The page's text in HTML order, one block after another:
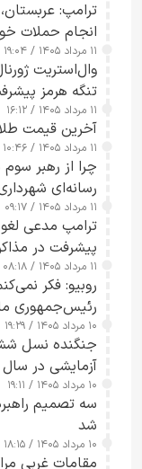
ترامپ:
انجام حملات
۱۱ مرداد ۱۴۰۵ / ۱۹:۰۴
وال‌استریت
تنگه هرمز
۱۱ مرداد ۱۴۰۵ / ۱۶:۱۲
آخرین قیمت طلا، سکه
۱۱ مرداد ۱۴۰۵ / ۱۰:۴۶
چرا از رهبر
رسانه‌ای
جاسوسی گفت
۱۱ مرداد ۱۴۰۵ / ۰۹:۱۷
پیشرفت در
۱۱ مرداد ۱۴۰۵ / ۰۸:۱۸
روبیو: فکر
رئیس‌جمهوری
کسی که واقعاً
۱۰ مرداد ۱۴۰۵ / ۱۹:۲۹
آزمایشی در سال ۲۰۲۸ انجام می‌شود
۱۰ مرداد ۱۴۰۵ / ۱۹:۱۱
سه تصمیم
شد
۱۰ مرداد ۱۴۰۵ / ۱۸:۱۵
مقامات غربی